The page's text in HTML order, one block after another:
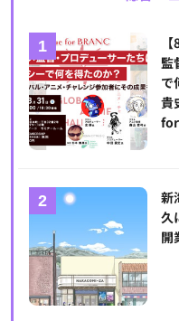
監
で
貴
for
新
久
開